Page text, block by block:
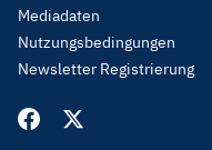
Mediadaten
Nutzungsbedingungen
Newsletter Registrierung